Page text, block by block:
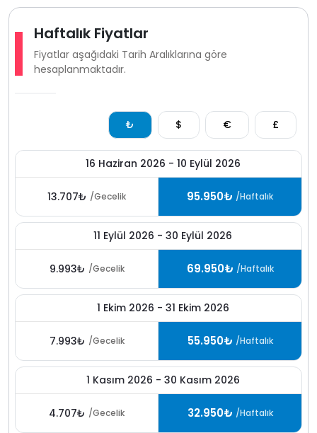
kelebek, böcek veya sinek görülme ihtimali
bulunmaktadır.
Haftalık Fiyatlar
Fiyatlar aşağıdaki Tarih Aralıklarına göre
hesaplanmaktadır.
₺ $ € £
16 Haziran 2026 - 10 Eylül 2026
13.707₺ /Gecelik 95.950₺ /Haftalık
11 Eylül 2026 - 30 Eylül 2026
9.993₺ /Gecelik 69.950₺ /Haftalık
1 Ekim 2026 - 31 Ekim 2026
7.993₺ /Gecelik 55.950₺ /Haftalık
1 Kasım 2026 - 30 Kasım 2026
4.707₺ /Gecelik 32.950₺ /Haftalık